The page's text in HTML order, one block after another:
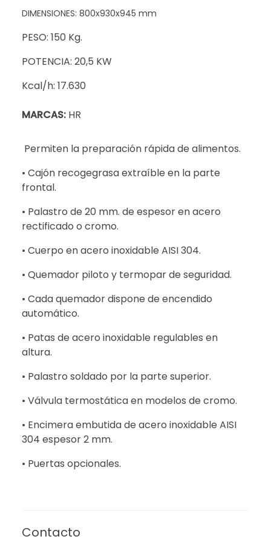
DIMENSIONES: 800x930x945 mm
PESO: 150 Kg.
POTENCIA: 20,5 KW
Kcal/h: 17.630
MARCAS: HR
Permiten la preparación rápida de alimentos.
• Cajón recogegrasa extraíble en la parte
frontal.
• Palastro de 20 mm. de espesor en acero
rectificado o cromo.
• Cuerpo en acero inoxidable AISI 304.
• Quemador piloto y termopar de seguridad.
• Cada quemador dispone de encendido
automático.
• Patas de acero inoxidable regulables en
altura.
• Palastro soldado por la parte superior.
• Válvula termostática en modelos de cromo.
• Encimera embutida de acero inoxidable AISI
304 espesor 2 mm.
• Puertas opcionales.
Contacto